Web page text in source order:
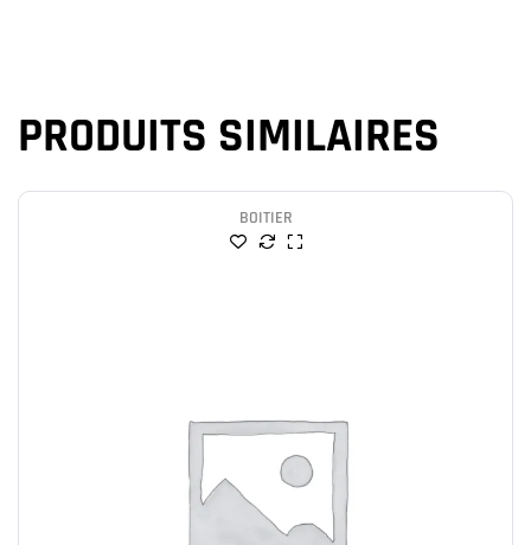
PRODUITS SIMILAIRES
BOITIER